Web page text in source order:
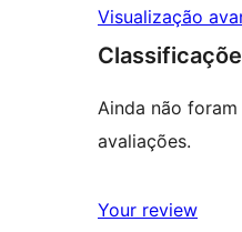
Visualização
Ainda não
avaliações.
Your review